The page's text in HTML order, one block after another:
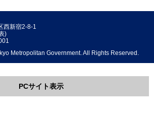
西新宿2-8-1
)
Metropolitan Government. All Rights Reserved.
PCサイト表示